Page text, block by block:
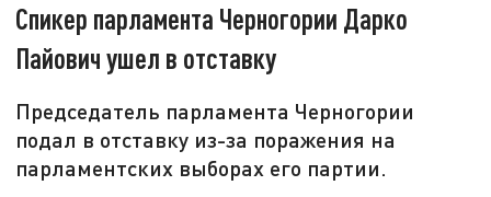
Спикер парламента Черногории Дарко
Пайович ушел в отставку
Председатель парламента Черногории
подал в отставку из-за поражения на
парламентских выборах его партии.